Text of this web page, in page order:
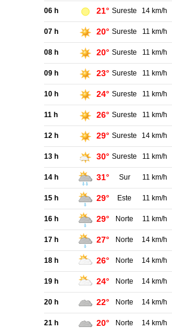
06 h 21° Sureste 14 km/h
07 h 20° Sureste 11 km/h
08 h 20° Sureste 11 km/h
09 h 23° Sureste 11 km/h
10 h 24° Sureste 11 km/h
11 h 26° Sureste 11 km/h
12 h 29° Sureste 14 km/h
13 h 30° Sureste 11 km/h
14 h 31° Sur 11 km/h
15 h 29° Este 11 km/h
16 h 29° Norte 11 km/h
17 h 27° Norte 14 km/h
18 h 26° Norte 14 km/h
19 h 24° Norte 14 km/h
20 h 22° Norte 14 km/h
21 h 20° Norte 14 km/h